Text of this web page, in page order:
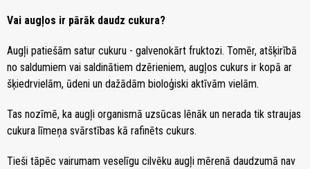
Vai augļos ir pārāk daudz cukura?
Augļi patiešām satur cukuru - galvenokārt fruktozi. Tomēr, atšķirībā
no saldumiem vai saldinātiem dzērieniem, augļos cukurs ir kopā ar
šķiedrvielām, ūdeni un dažādām bioloģiski aktīvām vielām.
Tas nozīmē, ka augļi organismā uzsūcas lēnāk un nerada tik straujas
cukura līmeņa svārstības kā rafinēts cukurs.
Tieši tāpēc vairumam veselīgu cilvēku augļi mērenā daudzumā nav